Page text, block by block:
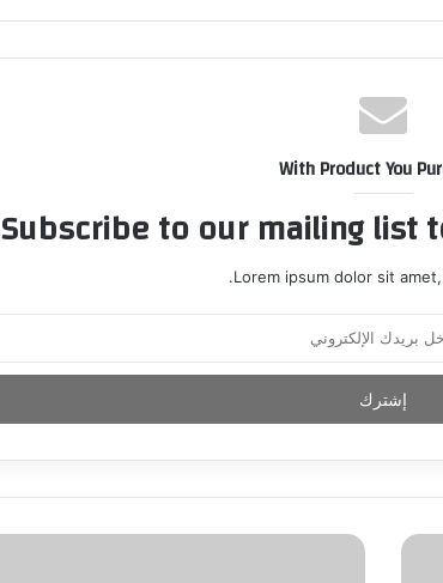
With Product You
Subscribe to our mailing list
Lorem ipsum dolor sit